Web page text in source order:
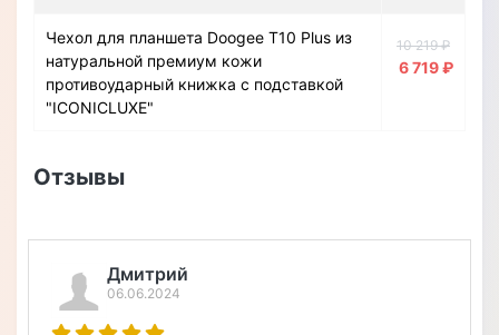
Чехол для планшета Doogee T10 Plus из
натуральной премиум кожи
противоударный книжка с подставкой
"ICONICLUXE"
10 219 ₽
6 719 ₽
Отзывы
Евгений Павлович (город Чита)
26.04.2024